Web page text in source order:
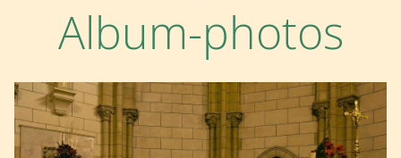
Album-photos